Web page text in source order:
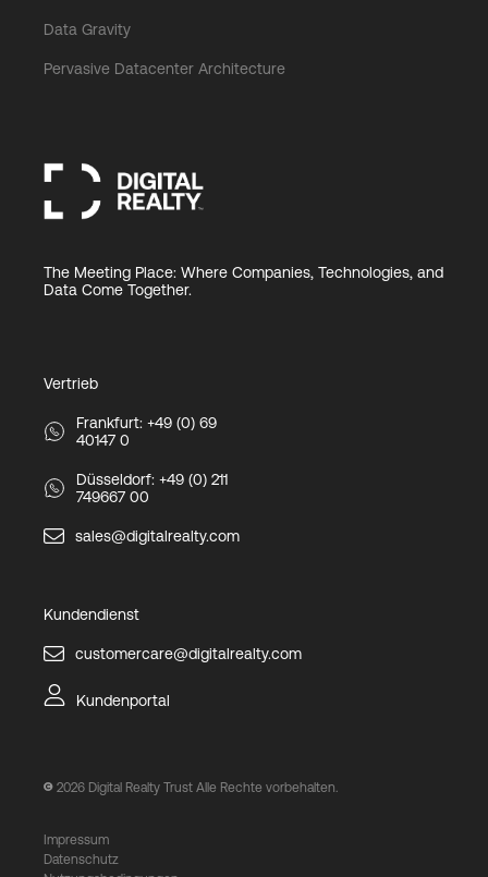
Data Gravity
Pervasive Datacenter Architecture
The Meeting Place: Where Companies, Technologies, and
Data Come Together.
Vertrieb
Frankfurt: +49 (0) 69
40147 0
Düsseldorf: +49 (0) 211
749667 00
sales@digitalrealty.com
Kundendienst
customercare@digitalrealty.com
Kundenportal
2026 Digital Realty Trust Alle Rechte vorbehalten.
Impressum
Datenschutz